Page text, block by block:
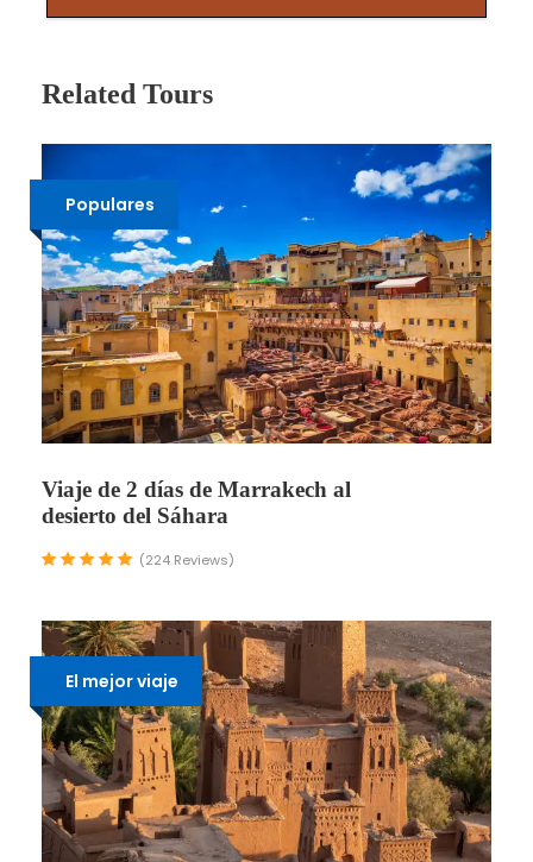
Related Tours
Populares
Viaje de 2 días de Marrakech al
desierto del Sáhara
(224 Reviews)
El mejor viaje